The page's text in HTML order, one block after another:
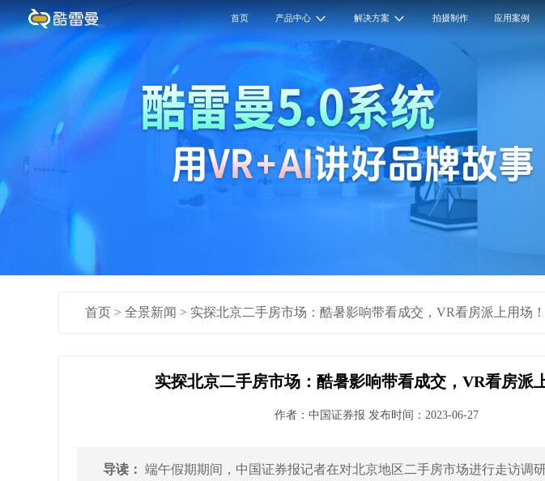
首页 产品中心 解决方案 拍摄制作 应用案例
首页 > 全景新闻 > 实探北京二手房市场：酷暑影响带看成交，VR看房派上用场！
实探北京二手房市场：酷暑影响带看成交，VR看房派
作者：中国证券报 发布时间：2023-06-27
导读： 端午假期期间，中国证券报记者在对北京地区二手房市场进行走访调